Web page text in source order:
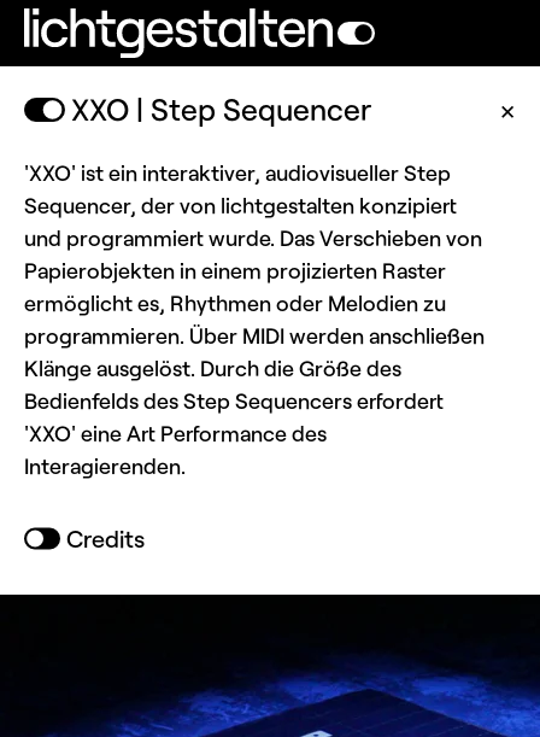
XXO | Step Sequencer ✕
'XXO' ist ein interaktiver, audiovisueller Step
Sequencer, der von lichtgestalten konzipiert
und programmiert wurde. Das Verschieben von
Papierobjekten in einem projizierten Raster
ermöglicht es, Rhythmen oder Melodien zu
programmieren. Über MIDI werden anschließen
Klänge ausgelöst. Durch die Größe des
Bedienfelds des Step Sequencers erfordert
'XXO' eine Art Performance des
Interagierenden.
Credits